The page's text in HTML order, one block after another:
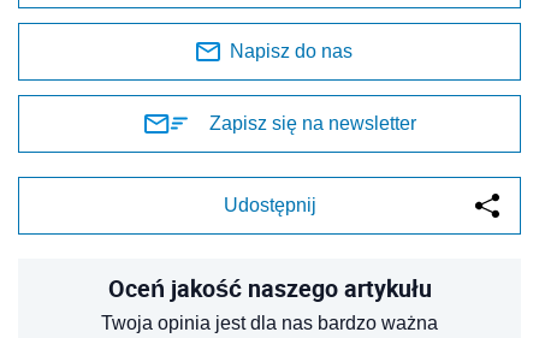
Napisz do nas
Zapisz się na newsletter
Udostępnij
Oceń jakość naszego artykułu
Twoja opinia jest dla nas bardzo ważna